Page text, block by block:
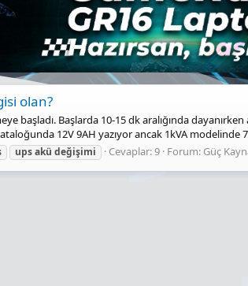
olan?
başladı. Başlarda 10-15 dk aralığında
12V 9AH yazıyor ancak 1kVA modelinde
upsakü değişimi Cevaplar: 9 Forum: Güç